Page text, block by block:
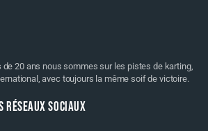
20 ans nous sommes sur les pistes de karting,
avec toujours la même soif de victoire.
RÉSEAUX SOCIAUX